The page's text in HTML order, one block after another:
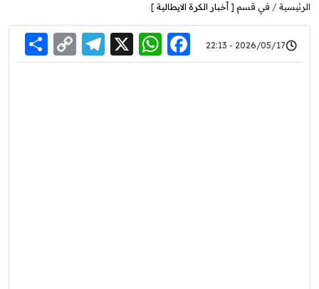
الرئيسية في قسم [ أخبار الكرة الايطالية ]
2026/05/17 - 22:13
Facebook
WhatsApp
X
Link